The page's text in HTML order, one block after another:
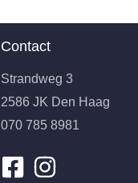
Contact
Strandweg 3
2586 JK Den Haag
070 785 8981